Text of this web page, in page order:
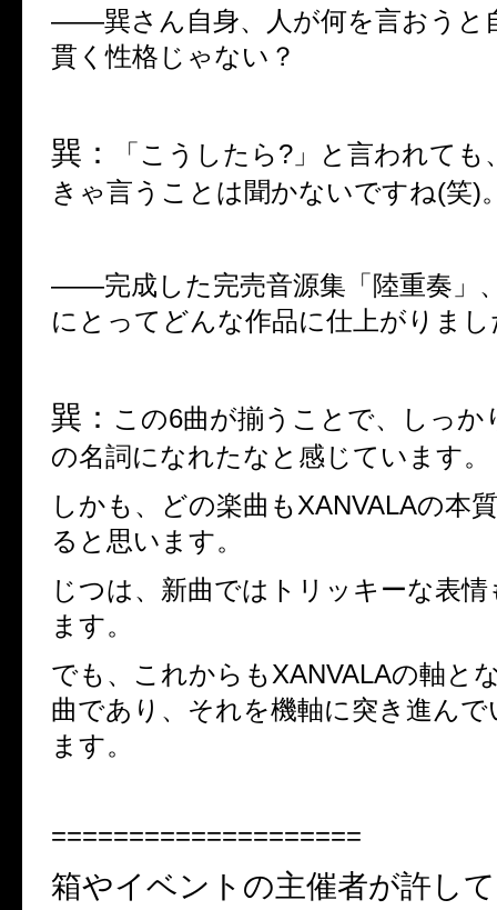
――巽さん自身、人が何を言おうと
貫く性格じゃない？
巽： 「こうしたら? 」と言われても
きゃ言うことは聞かないですね(笑)
――完成した完売音源集「陸重奏」
にとってどんな作品に仕上がりま
巽： この6曲が揃うことで、しっか
の名詞になれたなと感じています。
しかも、どの楽曲もXANVALAの本
ると思います。
じつは、新曲ではトリッキーな表
ます。
でも、これからもXANVALAの軸と
曲であり、それを機軸に突き進ん
ます。
====================
箱やイベントの主催者が許し